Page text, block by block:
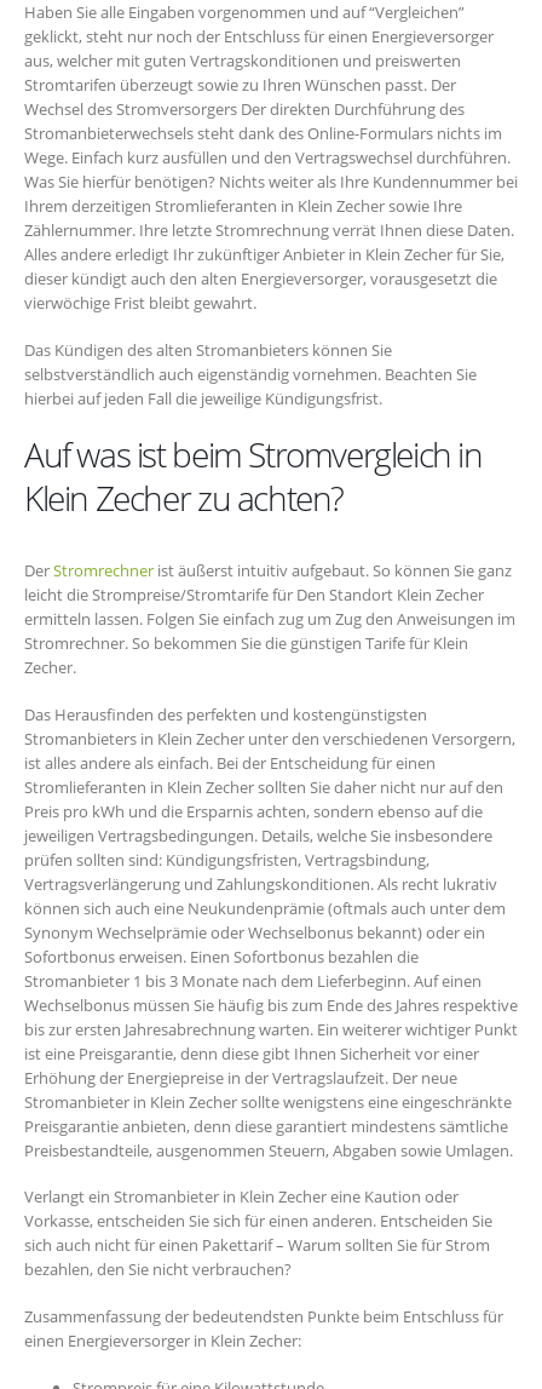
Haben Sie alle Eingaben vorgenommen und auf “Vergleichen”
geklickt, steht nur noch der Entschluss für einen Energieversorger
aus, welcher mit guten Vertragskonditionen und preiswerten
Stromtarifen überzeugt sowie zu Ihren Wünschen passt. Der
Wechsel des Stromversorgers Der direkten Durchführung des
Stromanbieterwechsels steht dank des Online-Formulars nichts im
Wege. Einfach kurz ausfüllen und den Vertragswechsel durchführen.
Was Sie hierfür benötigen? Nichts weiter als Ihre Kundennummer bei
Ihrem derzeitigen Stromlieferanten in Klein Zecher sowie Ihre
Zählernummer. Ihre letzte Stromrechnung verrät Ihnen diese Daten.
Alles andere erledigt Ihr zukünftiger Anbieter in Klein Zecher für Sie,
dieser kündigt auch den alten Energieversorger, vorausgesetzt die
vierwöchige Frist bleibt gewahrt.
Das Kündigen des alten Stromanbieters können Sie
selbstverständlich auch eigenständig vornehmen. Beachten Sie
hierbei auf jeden Fall die jeweilige Kündigungsfrist.
Auf was ist beim Stromvergleich in
Klein Zecher zu achten?
DerStromrechner ist äußerst intuitiv aufgebaut. So können Sie ganz
leicht die Strompreise/Stromtarife für Den Standort Klein Zecher
ermitteln lassen. Folgen Sie einfach zug um Zug den Anweisungen im
Stromrechner. So bekommen Sie die günstigen Tarife für Klein
Zecher.
Das Herausfinden des perfekten und kostengünstigsten
Stromanbieters in Klein Zecher unter den verschiedenen Versorgern,
ist alles andere als einfach. Bei der Entscheidung für einen
Stromlieferanten in Klein Zecher sollten Sie daher nicht nur auf den
Preis pro kWh und die Ersparnis achten, sondern ebenso auf die
jeweiligen Vertragsbedingungen. Details, welche Sie insbesondere
prüfen sollten sind: Kündigungsfristen, Vertragsbindung,
Vertragsverlängerung und Zahlungskonditionen. Als recht lukrativ
können sich auch eine Neukundenprämie (oftmals auch unter dem
Synonym Wechselprämie oder Wechselbonus bekannt) oder ein
Sofortbonus erweisen. Einen Sofortbonus bezahlen die
Stromanbieter 1 bis 3 Monate nach dem Lieferbeginn. Auf einen
Wechselbonus müssen Sie häufig bis zum Ende des Jahres respektive
bis zur ersten Jahresabrechnung warten. Ein weiterer wichtiger Punkt
ist eine Preisgarantie, denn diese gibt Ihnen Sicherheit vor einer
Erhöhung der Energiepreise in der Vertragslaufzeit. Der neue
Stromanbieter in Klein Zecher sollte wenigstens eine eingeschränkte
Preisgarantie anbieten, denn diese garantiert mindestens sämtliche
Preisbestandteile, ausgenommen Steuern, Abgaben sowie Umlagen.
Verlangt ein Stromanbieter in Klein Zecher eine Kaution oder
Vorkasse, entscheiden Sie sich für einen anderen. Entscheiden Sie
sich auch nicht für einen Pakettarif – Warum sollten Sie für Strom
bezahlen, den Sie nicht verbrauchen?
Zusammenfassung der bedeutendsten Punkte beim Entschluss für
einen Energieversorger in Klein Zecher: